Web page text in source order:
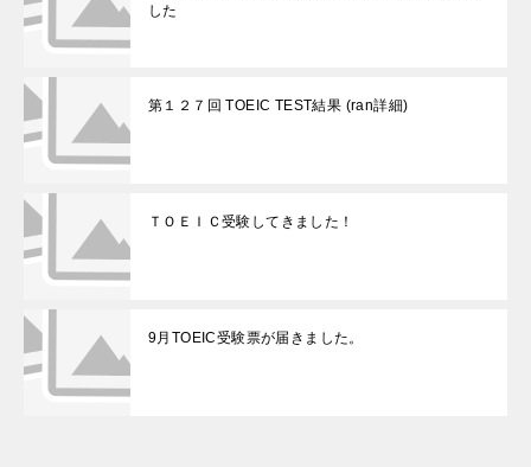
した
第１２７回 TOEIC TEST結果 (ran詳細)
ＴＯＥＩＣ受験してきました！
9月TOEIC受験票が届きました。